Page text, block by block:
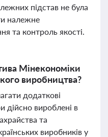
підстав не була
належне
та контроль якості.
Мінекономіки
виробництва?
додаткові
дійсно вироблені в
та
виробників у